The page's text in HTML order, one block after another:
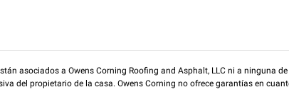
asociados a Owens Corning Roofing and Asphalt, LLC ni a ninguna
del propietario de la casa. Owens Corning no ofrece garantías en